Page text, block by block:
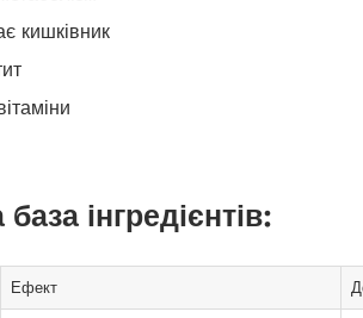
кишківник
інгредієнтів:
Ефект